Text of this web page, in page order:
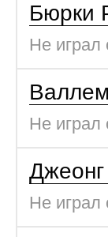
Бюрки
Не играл
Не играл
Не играл